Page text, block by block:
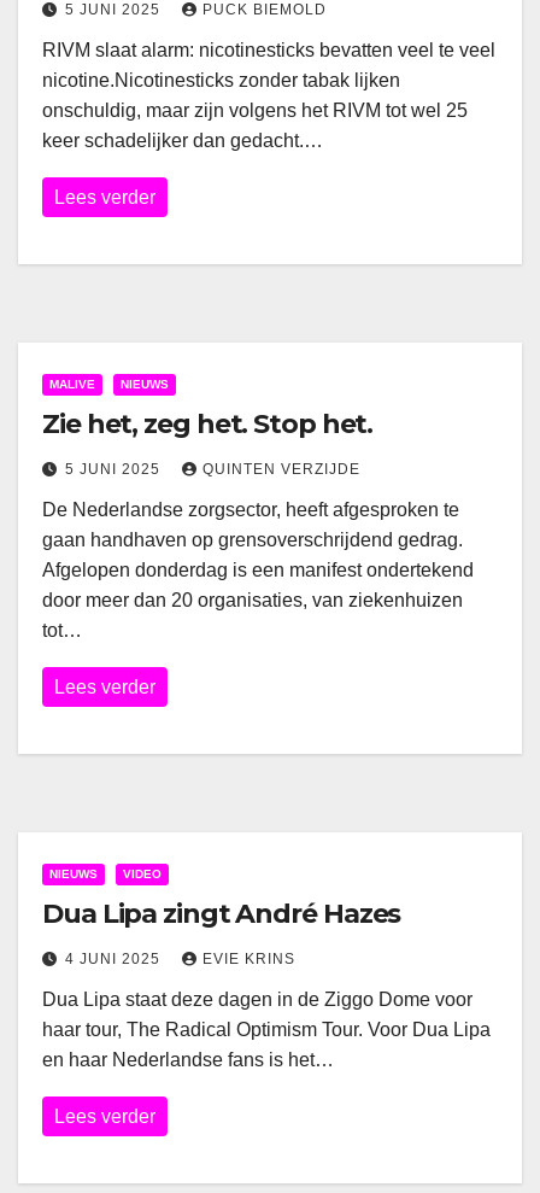
5 JUNI 2025 PUCK BIEMOLD
RIVM slaat alarm: nicotinesticks bevatten veel te veel
nicotine.Nicotinesticks zonder tabak lijken
onschuldig, maar zijn volgens het RIVM tot wel 25
keer schadelijker dan gedacht.…
Lees verder
MALIVE NIEUWS
Zie het, zeg het. Stop het.
5 JUNI 2025 QUINTEN VERZIJDE
De Nederlandse zorgsector, heeft afgesproken te
gaan handhaven op grensoverschrijdend gedrag.
Afgelopen donderdag is een manifest ondertekend
door meer dan 20 organisaties, van ziekenhuizen
tot…
Lees verder
NIEUWS VIDEO
Dua Lipa zingt André Hazes
4 JUNI 2025 EVIE KRINS
Dua Lipa staat deze dagen in de Ziggo Dome voor
haar tour, The Radical Optimism Tour. Voor Dua Lipa
en haar Nederlandse fans is het…
Lees verder